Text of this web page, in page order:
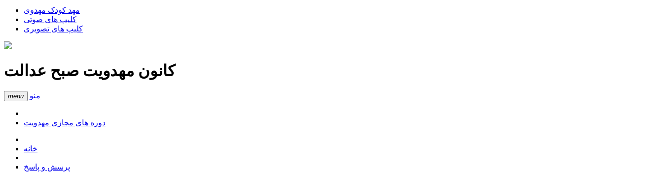
مهد کودک مهدوی
کلیپ های صوتی
کلیپ های تصویری
کانون مهدویت صبح عدالت
menu منو
دوره های مجازی مهدویت
خانه
پرسش و پاسخ